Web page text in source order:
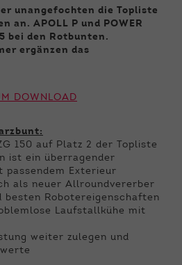
unangefochten die Topliste
an. APOLL P und POWER
bei den Rotbunten.
ergänzen das
DOWNLOAD
150 auf Platz 2 der Topliste
ist ein überragender
passendem Exterieur
als neuer Allroundvererber
besten Robotereigenschaften
Laufstallkühe mit
weiter zulegen und